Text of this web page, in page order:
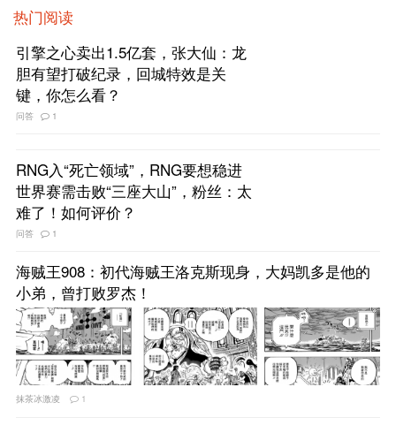
热门阅读
引擎之心卖出1.5亿套，张大仙：龙
胆有望打破纪录，回城特效是关
键，你怎么看？
问答 1
RNG入“死亡领域”，RNG要想稳进
世界赛需击败“三座大山”，粉丝：太
难了！如何评价？
问答 1
海贼王908：初代海贼王洛克斯现身，大妈凯多是他的
小弟，曾打败罗杰！
抹茶冰激凌 1